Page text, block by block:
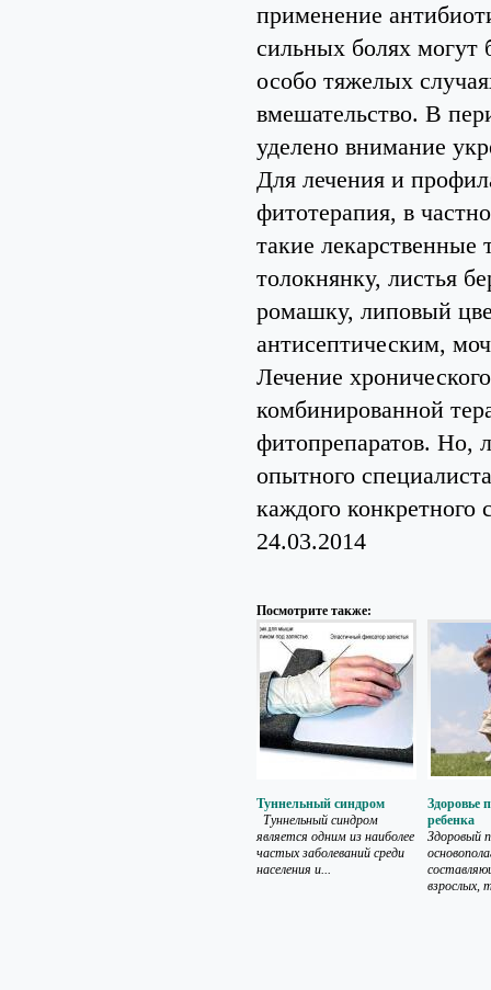
применение
сильных болях могут
особо тяжелых
вмешательство. В
уделено внимание
Для лечения и
фитотерапия, в
такие
толокнянку, листья
ромашку, липовый
антисептическим,
Лечение
комбинированной
фитопрепаратов. Но,
опытного
каждого конкретного
24.03.2014
Посмотрите также:
Туннельный синдром
Туннельный синдром
является одним из наиболее
частых заболеваний среди
населения и...
Здоровье
ребенка
Здоровый
взрослых,